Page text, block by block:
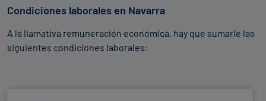
El aspirante debe ascender en el tiempo mínimo hasta 5
Prueba de resistencia o Test de
Condiciones laborales en Navarra
A la llamativa remuneración económica, hay que sumarle las
siguientes condiciones laborales: